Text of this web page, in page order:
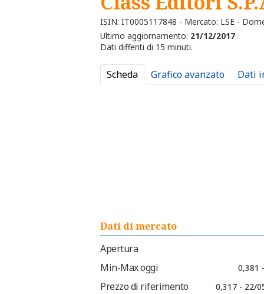
ISIN: IT0005117848 - Mercato: LSE -
Ultimo aggiornamento: 21/12/2017
Dati differiti di 15 minuti.
Scheda Grafico avanzato Dati
Dati di mercato
Apertura
Min-Max oggi
0,381
Prezzo di riferimento 0,317 - 22/